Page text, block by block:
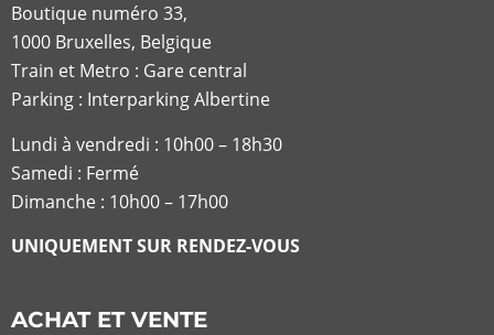
Boutique numéro 33,
1000 Bruxelles, Belgique
Train et Metro : Gare central
Parking : Interparking Albertine
Lundi à vendredi : 10h00 – 18h30
Samedi : Fermé
Dimanche : 10h00 – 17h00
UNIQUEMENT SUR RENDEZ-VOUS
ACHAT ET VENTE